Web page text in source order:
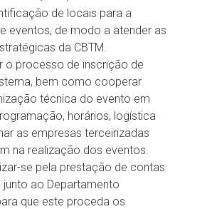
de locais para a
eventos, de modo a atender as
da CBTM.
o processo de inscrição de
bem como cooperar
técnica do evento em
horários, logística
as empresas terceirizadas
na realização dos eventos.
se pela prestação de contas
ao Departamento
que este proceda os